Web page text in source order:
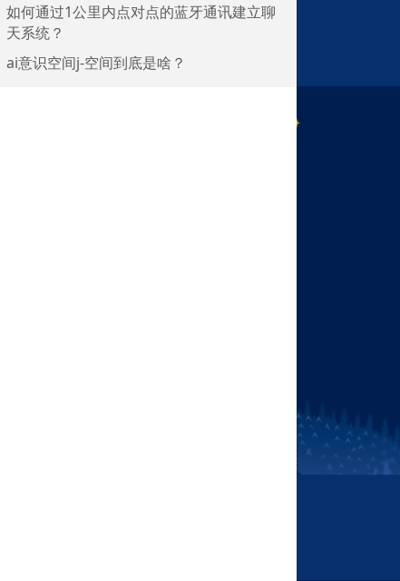
如何通过1公里内点对点的蓝牙通讯建立聊
天系统？
ai意识空间j-空间到底是啥？